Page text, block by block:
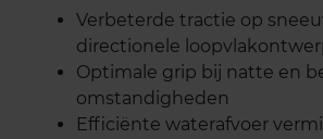
Verbeterde tractie op
directionele
Optimale grip bij natte en
omstandigheden
Efficiënte waterafvoer